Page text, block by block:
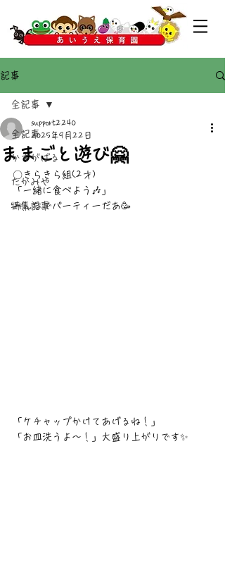
記事
全記事
かすがばる
たかみや
特集記事
全記事
ままごと遊び🤗
support2240
2025年9月22日
〇きらきら組(2才)
「一緒に食べよう🎶」
みんなでパーティーだあ🥳
「ケチャップかけてあげるね！」
「お皿洗うよ〜！」大盛り上がりです✨